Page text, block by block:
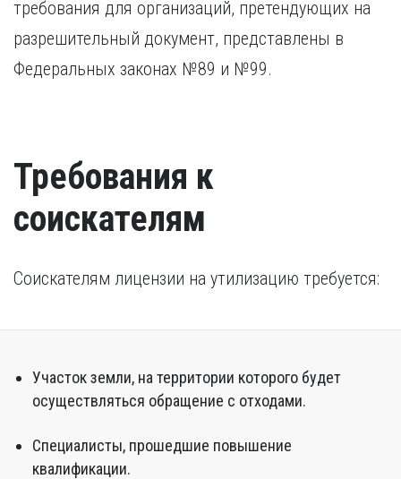
требования для организаций, претендующих на
разрешительный документ, представлены в
Федеральных законах №89 и №99.
Требования к
соискателям
Соискателям лицензии на утилизацию требуется:
Участок земли, на территории которого будет
осуществляться обращение с отходами.
Специалисты, прошедшие повышение
квалификации.